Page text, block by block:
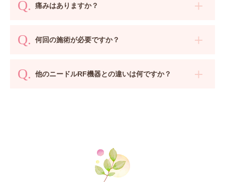
痛みはありますか？
何回の施術が必要ですか？
他のニードルRF機器との違いは何ですか？